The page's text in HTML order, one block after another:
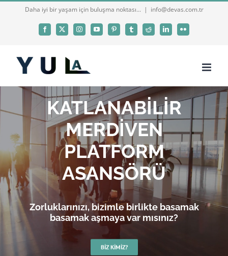
Daha iyi bir yaşam için buluşma noktası... | info@devas.com.tr
Facebook
X InstagramYouTubePinterestTumblrReddit LinkedInFlickr
KATLANABİLİR
MERDİVEN
PLATFORM
ASANSÖRÜ
Zorluklarınızı, bizimle birlikte basamak
basamak aşmaya var mısınız?
BIZ KIMIZ?